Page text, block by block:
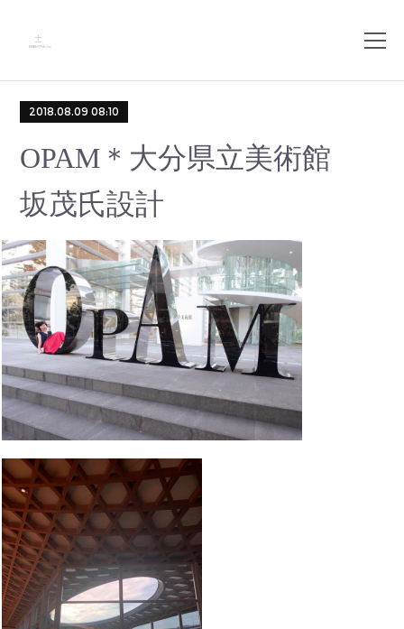
2018.08.09 08:10
OPAM＊大分県立美術館
坂茂氏設計